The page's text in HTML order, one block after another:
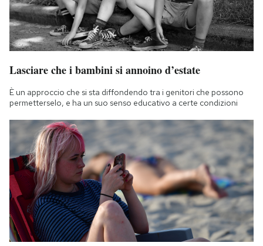
Lasciare che i bambini si annoino d’estate
È un approccio che si sta diffondendo tra i genitori che possono
permetterselo, e ha un suo senso educativo a certe condizioni